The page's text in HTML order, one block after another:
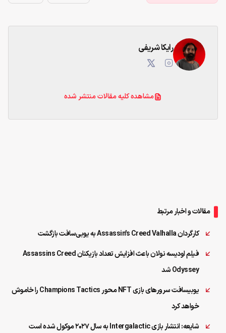
رایکا شریفی
مشاهده کلیه مقالات منتشر شده
مقالات و اخبار مرتبط
کارگردان Assassin’s Creed Valhalla به یوبی‌سافت بازگشت
فیلم اودیسه نولان باعث افزایش تعداد بازیکنان Assassins Creed
Odyssey شد
یوبیسافت سرورهای بازی NFT محور Champions Tactics را خاموش
خواهد کرد
شایعه: انتشار بازی Intergalactic به سال ۲۰۲۷ موکول شده‌ است